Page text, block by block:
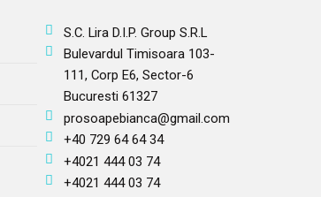
S.C. Lira D.I.P. Group S.R.L
Bulevardul Timisoara 103-
111, Corp E6, Sector-6
Bucuresti 61327
prosoapebianca@gmail.com
+40 729 64 64 34
+4021 444 03 74
+4021 444 03 74